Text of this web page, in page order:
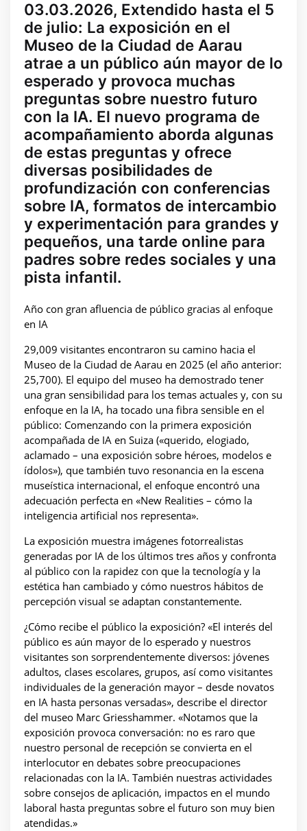
03.03.2026, Extendido hasta el 5
de julio: La exposición en el
Museo de la Ciudad de Aarau
atrae a un público aún mayor de lo
esperado y provoca muchas
preguntas sobre nuestro futuro
con la IA. El nuevo programa de
acompañamiento aborda algunas
de estas preguntas y ofrece
diversas posibilidades de
profundización con conferencias
sobre IA, formatos de intercambio
y experimentación para grandes y
pequeños, una tarde online para
padres sobre redes sociales y una
pista infantil.
Año con gran afluencia de público gracias al enfoque
en IA
29,009 visitantes encontraron su camino hacia el
Museo de la Ciudad de Aarau en 2025 (el año anterior:
25,700). El equipo del museo ha demostrado tener
una gran sensibilidad para los temas actuales y, con su
enfoque en la IA, ha tocado una fibra sensible en el
público: Comenzando con la primera exposición
acompañada de IA en Suiza («querido, elogiado,
aclamado – una exposición sobre héroes, modelos e
ídolos»), que también tuvo resonancia en la escena
museística internacional, el enfoque encontró una
adecuación perfecta en «New Realities – cómo la
inteligencia artificial nos representa».
La exposición muestra imágenes fotorrealistas
generadas por IA de los últimos tres años y confronta
al público con la rapidez con que la tecnología y la
estética han cambiado y cómo nuestros hábitos de
percepción visual se adaptan constantemente.
¿Cómo recibe el público la exposición? «El interés del
público es aún mayor de lo esperado y nuestros
visitantes son sorprendentemente diversos: jóvenes
adultos, clases escolares, grupos, así como visitantes
individuales de la generación mayor – desde novatos
en IA hasta personas versadas», describe el director
del museo Marc Griesshammer. «Notamos que la
exposición provoca conversación: no es raro que
nuestro personal de recepción se convierta en el
interlocutor en debates sobre preocupaciones
relacionadas con la IA. También nuestras actividades
sobre consejos de aplicación, impactos en el mundo
laboral hasta preguntas sobre el futuro son muy bien
atendidas.»